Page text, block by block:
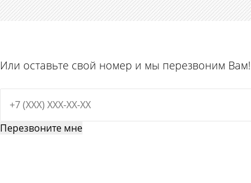
Или оставьте свой номер и мы перезвоним Вам!